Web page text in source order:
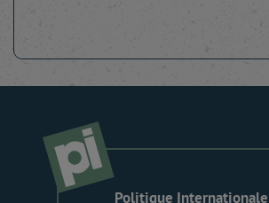
Politique Internationale